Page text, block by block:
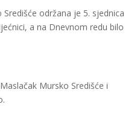
održana je 5. sjednica
a na Dnevnom redu bilo
Mursko Središće i